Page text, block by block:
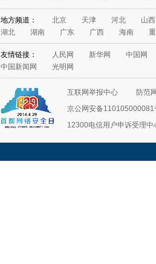
地方频道： 北京 天津 河北
山西
湖北
湖南 广东 广西 海南
友情链接： 人民网 新华网
中国网
中国新闻网
光明网
互联网举报中心
防范
京公网安备110105000081
12300电信用户申诉受理中